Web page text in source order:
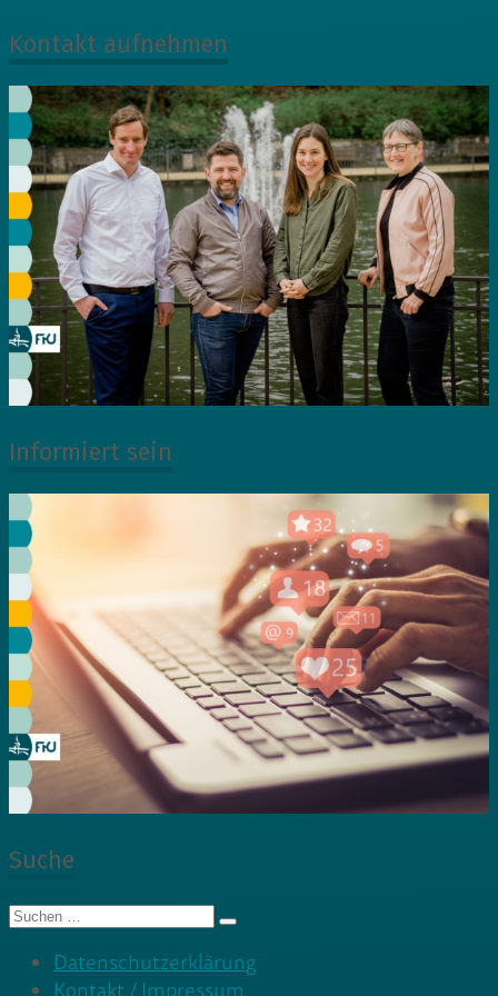
Kontakt aufnehmen
Informiert sein
Suche
Suche
Datenschutzerklärung